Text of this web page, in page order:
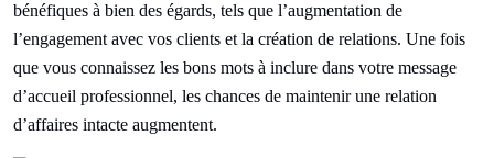
bénéfiques à bien des égards, tels que l’augmentation de
l’engagement avec vos clients et la création de relations. Une fois
que vous connaissez les bons mots à inclure dans votre message
d’accueil professionnel, les chances de maintenir une relation
d’affaires intacte augmentent.